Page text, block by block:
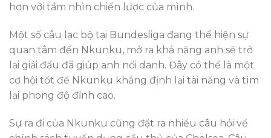
hơn với tầm nhìn chiến lược của mình.
Một số câu lạc bộ tại Bundesliga đang thể hiện sự
quan tâm đến Nkunku, mở ra khả năng anh sẽ trở
lại giải đấu đã giúp anh nổi danh. Đây có thể là một
cơ hội tốt để Nkunku khẳng định lại tài năng và tìm
lại phong độ đỉnh cao.
Sự ra đi của Nkunku cũng đặt ra nhiều câu hỏi về